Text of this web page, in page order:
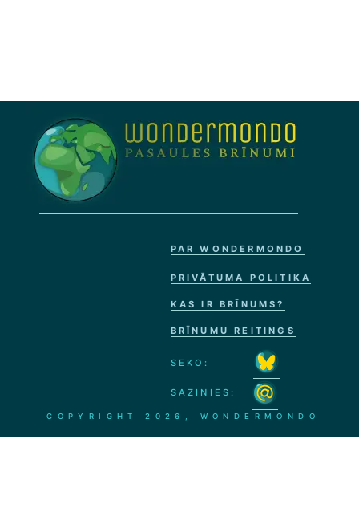
PAR WONDERMONDO
PRIVĀTUMA POLITIKA
KAS IR BRĪNUMS?
BRĪNUMU REITINGS
SEKO:
SAZINIES:
COPYRIGHT2026, WONDERMONDO